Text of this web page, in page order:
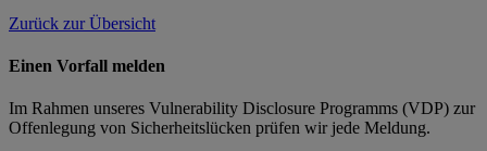
Zurück zur Übersicht
Einen Vorfall melden
Im Rahmen unseres Vulnerability Disclosure Programms (VDP) zur
Offenlegung von Sicherheitslücken prüfen wir jede Meldung.